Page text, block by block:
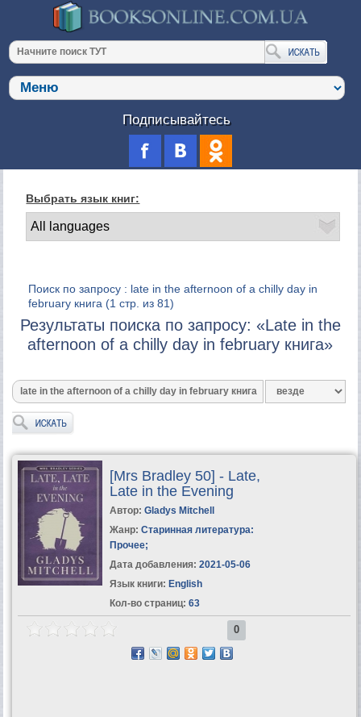
Подписывайтесь
Выбрать язык книг:
Поиск по запросу : late in the afternoon of a chilly day in
february книга (1 стр. из 81)
Результаты поиска по запросу: «Late in the
afternoon of a chilly day in february книга»
[Mrs Bradley 50] - Late,
Late in the Evening
Автор: Gladys Mitchell
Жанр: Старинная литература:
Прочее;
Дата добавления: 2021-05-06
Язык книги: English
Кол-во страниц: 63
0